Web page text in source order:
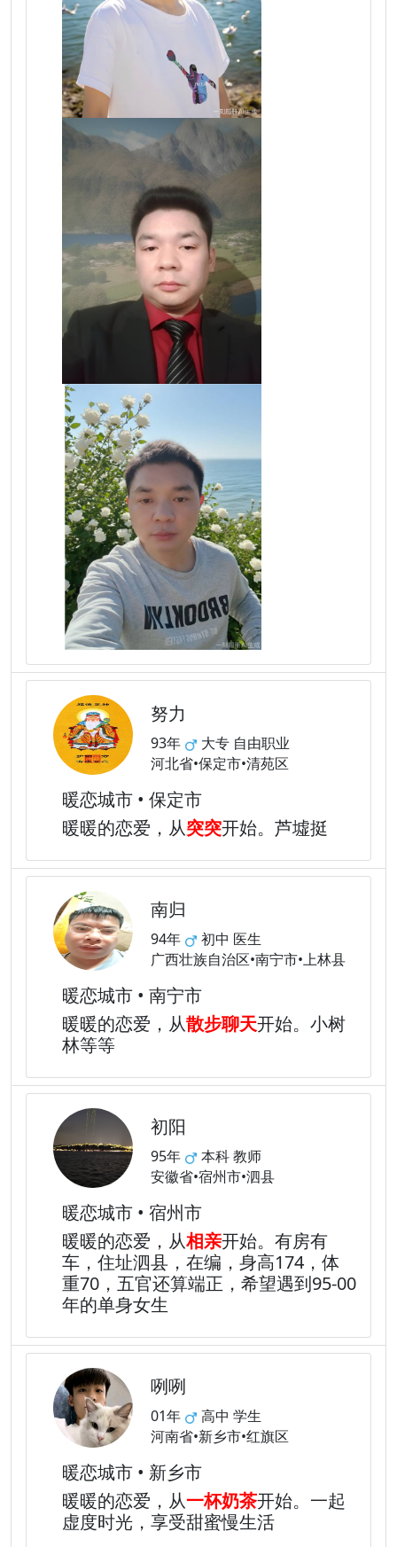
努力
93年
大专 自由职业
河北省•保定市•清苑区
暖恋城市 • 保定市
暖暖的恋爱，从突突开始。芦墟挺
南归
94年
初中 医生
广西壮族自治区•南宁市•上林县
暖恋城市 • 南宁市
暖暖的恋爱，从散步聊天开始。小树
林等等
初阳
95年
本科 教师
安徽省•宿州市•泗县
暖恋城市 • 宿州市
暖暖的恋爱，从相亲开始。有房有
车，住址泗县，在编，身高174，体
重70，五官还算端正，希望遇到95-00
年的单身女生
咧咧
01年
高中 学生
河南省•新乡市•红旗区
暖恋城市 • 新乡市
暖暖的恋爱，从一杯奶茶开始。一起
虚度时光，享受甜蜜慢生活